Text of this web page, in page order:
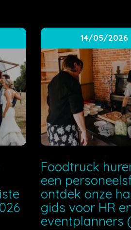
14/05/2026
Foodtruck
een
ontdek onze
gids voor HR
eventplanners